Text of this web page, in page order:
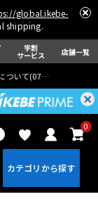
global.ikebe-
shipping.
学割
サービス 店舗一覧
ついて(07月29日
0